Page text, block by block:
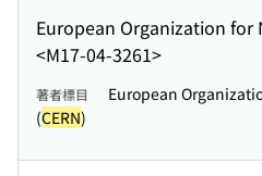
European Organization for
<M17-04-3261>
著者標目
European
(CERN)